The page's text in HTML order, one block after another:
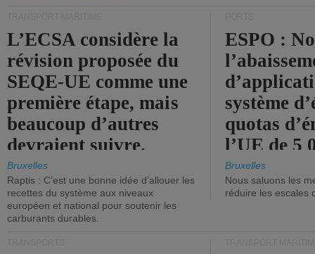
L’ECSA considère la
révision proposée du
SEQE-UE comme une
première étape, mais
beaucoup d’autres
devraient suivre.
Bruxelles
Raptis : C’est une bonne idée d’allouer les
recettes du système aux niveaux
européen et national pour soutenir les
carburants durables.
ESPO :
système
quotas
l’UE de 5
tonneaux
brute.
Bruxelles
Nous saluons les
réduire les escales